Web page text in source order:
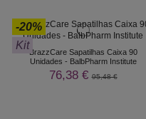
-20%
Kit
BrazzCare Sapatilhas Caixa 90
Unidades - BalbPharm Institute
76,38 €95,48 €